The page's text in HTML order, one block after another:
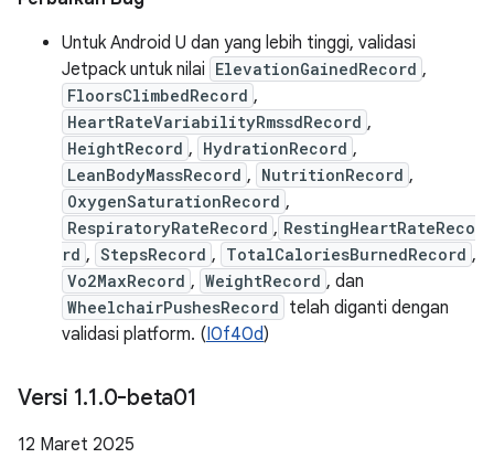
Untuk Android U dan yang lebih tinggi, validasi
Jetpack untuk nilai ElevationGainedRecord ,
FloorsClimbedRecord ,
HeartRateVariabilityRmssdRecord ,
HeightRecord , HydrationRecord ,
LeanBodyMassRecord , NutritionRecord ,
OxygenSaturationRecord ,
RespiratoryRateRecord , RestingHeartRateReco
rd , StepsRecord , TotalCaloriesBurnedRecord ,
Vo2MaxRecord , WeightRecord , dan
WheelchairPushesRecord telah diganti dengan
validasi platform. (I0f40d)
Versi 1.1.0-beta01
12 Maret 2025